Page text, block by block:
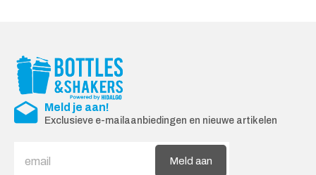
Meld je aan!
Exclusieve e-mailaanbiedingen en nieuwe artikelen
Meld aan